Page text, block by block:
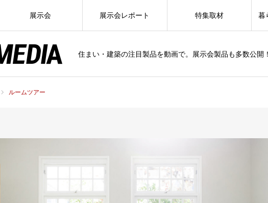
住まい・建築の注目製品を動画で。展示会製品も多数公開！
展示会 展示会レポート 特集取材 暮
ルームツアー